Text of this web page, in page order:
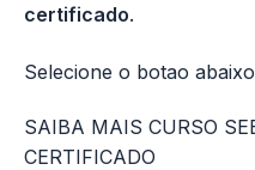
certificado.
Selecione o botao
SAIBA MAIS CURSO
CERTIFICADO